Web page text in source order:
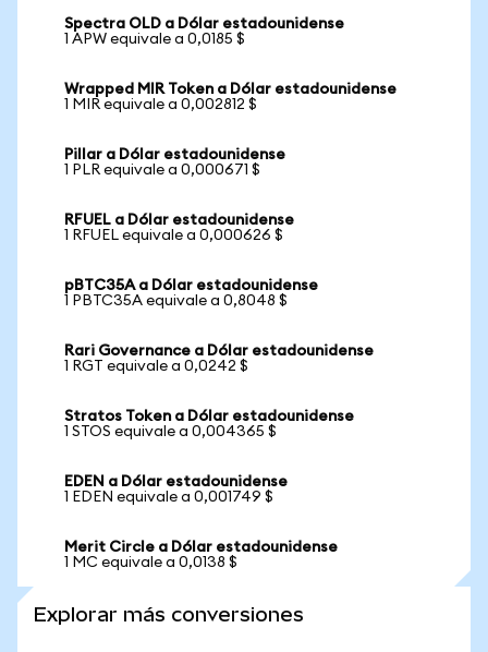
Spectra OLD a Dólar estadounidense
1 APW equivale a 0,0185 $
Wrapped MIR Token a Dólar estadounidense
1 MIR equivale a 0,002812 $
Pillar a Dólar estadounidense
1 PLR equivale a 0,000671 $
RFUEL a Dólar estadounidense
1 RFUEL equivale a 0,000626 $
pBTC35A a Dólar estadounidense
1 PBTC35A equivale a 0,8048 $
Rari Governance a Dólar estadounidense
1 RGT equivale a 0,0242 $
Stratos Token a Dólar estadounidense
1 STOS equivale a 0,004365 $
EDEN a Dólar estadounidense
1 EDEN equivale a 0,001749 $
Merit Circle a Dólar estadounidense
1 MC equivale a 0,0138 $
Explorar más conversiones